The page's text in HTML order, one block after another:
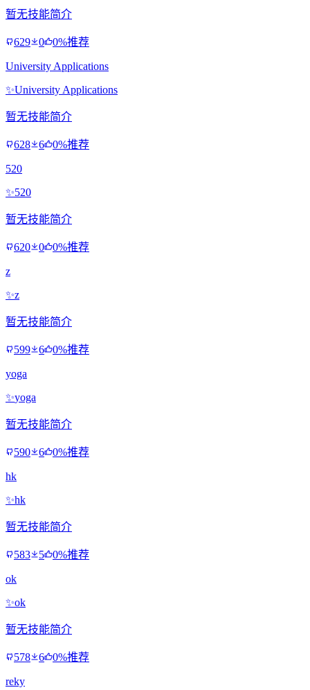
暂无技能简介
629 0 0%推荐
University Applications
✨University Applications
暂无技能简介
628 6 0%推荐
520
✨520
暂无技能简介
620 0 0%推荐
z
✨z
暂无技能简介
599 6 0%推荐
yoga
✨yoga
暂无技能简介
590 6 0%推荐
hk
✨hk
暂无技能简介
583 5 0%推荐
ok
✨ok
暂无技能简介
578 6 0%推荐
reky